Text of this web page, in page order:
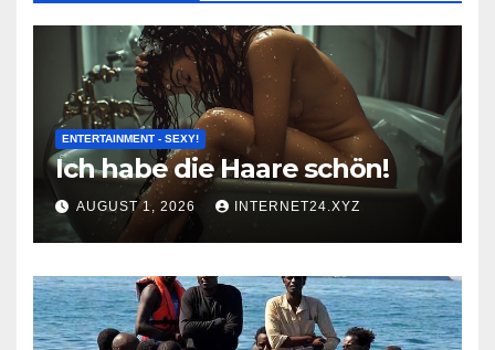
ENTERTAINMENT - SEXY!
Ich habe die Haare schön!
AUGUST 1, 2026 INTERNET24.XYZ